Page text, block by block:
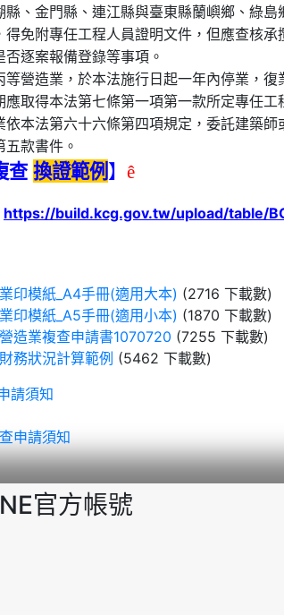
縣、金門縣、連江縣與臺東縣蘭嶼鄉、綠
附專任工程人員證明文件，但應查核承
逐案報備登錄等事項。
等營造業，於本法施行日起一年內停業，
得本法第七條第一項第一款所定專任工
依本法第六十六條第四項規定，委託建築
款書件。
查 換證範例 】 ê
https://build.kcg.gov.tw/upload/table/
紙_A4手冊(適用大本) (2716 下載數)
紙_A5手冊(適用小本) (1870 下載數)
複查申請書1070720 (7255 下載數)
況計算範例 (5462 下載數)
請須知
申請須知
官方帳號